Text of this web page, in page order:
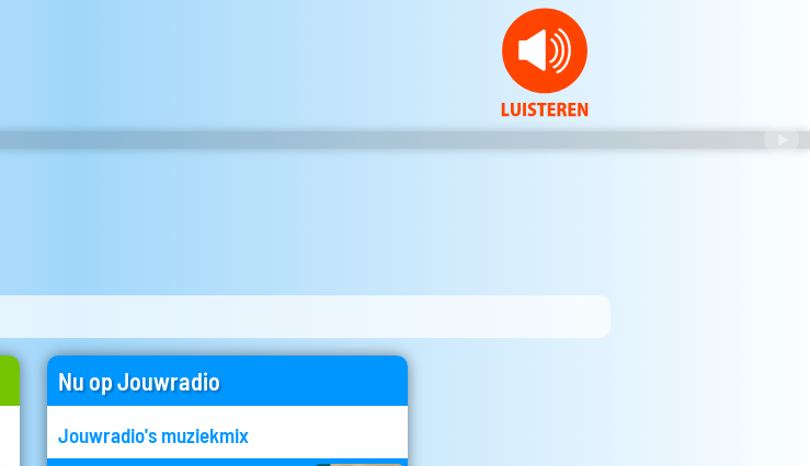
Nu op Jouwradio
Jouwradio's muziekmix